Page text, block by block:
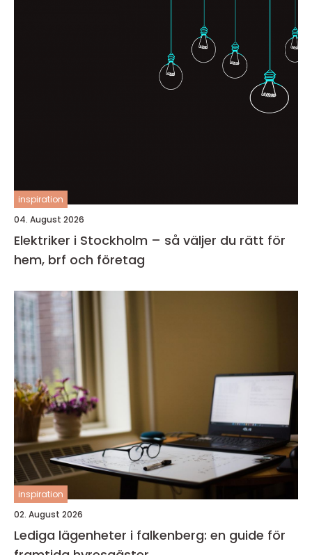
inspiration
04. August 2026
Elektriker i Stockholm – så väljer du rätt för
hem, brf och företag
inspiration
02. August 2026
Lediga lägenheter i falkenberg: en guide för